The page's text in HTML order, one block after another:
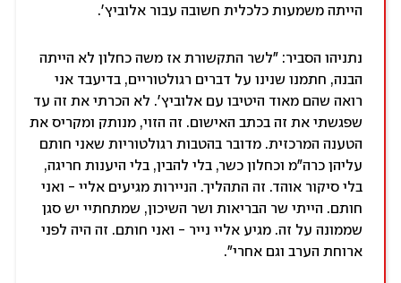
הייתה משמעות כלכלית חשובה עבור אלוביץ'.
נתניהו הסביר: "לשר התקשורת אז משה כחלון לא הייתה
הבנה, חתמנו שנינו על דברים רגולטוריים, בדיעבד אני
רואה שהם מאוד היטיבו עם אלוביץ'. לא הכרתי את זה עד
שפגשתי את זה בכתב האישום. זה הזוי, מנותק ומקריס את
הטענה המרכזית. מדובר בהטבות רגולטוריות שאני חותם
עליהן כרה"מ וכחלון כשר, בלי להבין, בלי היענות חריגה,
בלי סיקור אוהד. זה התהליך. הניירות מגיעים אליי - ואני
חותם. הייתי שר הבריאות ושר השיכון, שמתחתיי יש סגן
שממונה על זה. מגיע אליי נייר - ואני חותם. זה היה לפני
ארוחת הערב וגם אחרי".